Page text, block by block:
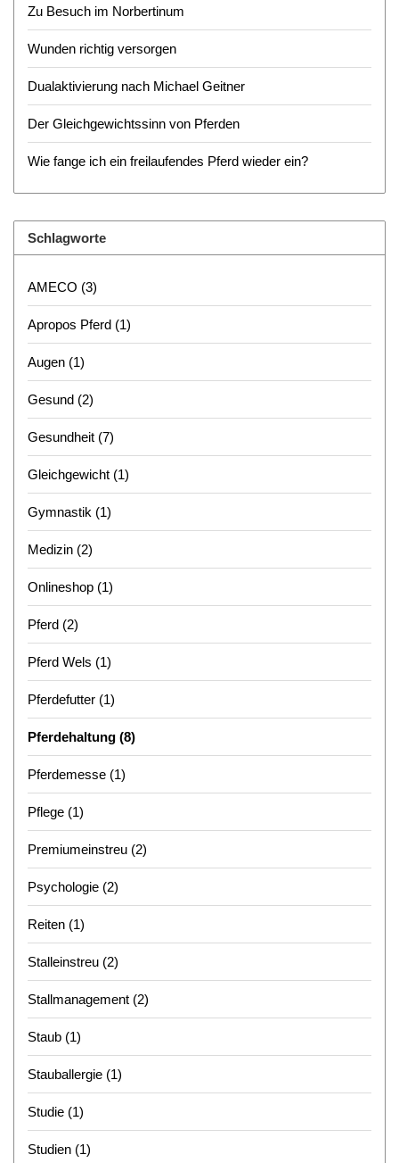
Zu Besuch im Norbertinum
Wunden richtig versorgen
Dualaktivierung nach Michael Geitner
Der Gleichgewichtssinn von Pferden
Wie fange ich ein freilaufendes Pferd wieder ein?
Schlagworte
AMECO (3)
Apropos Pferd (1)
Augen (1)
Gesund (2)
Gesundheit (7)
Gleichgewicht (1)
Gymnastik (1)
Medizin (2)
Onlineshop (1)
Pferd (2)
Pferd Wels (1)
Pferdefutter (1)
Pferdehaltung (8)
Pferdemesse (1)
Pflege (1)
Premiumeinstreu (2)
Psychologie (2)
Reiten (1)
Stalleinstreu (2)
Stallmanagement (2)
Staub (1)
Stauballergie (1)
Studie (1)
Studien (1)